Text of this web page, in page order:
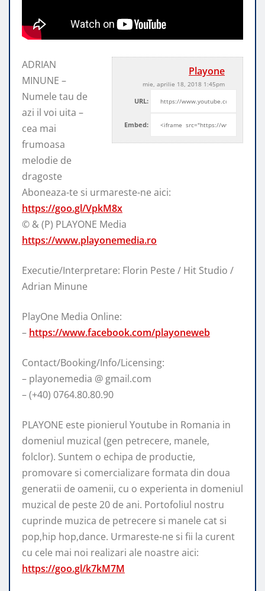
Playone
mie, aprilie 18, 2018 1:45pm
URL:
Embed:
ADRIAN
MINUNE –
Numele tau de
azi il voi uita –
cea mai
frumoasa
melodie de
dragoste
Aboneaza-te si urmareste-ne aici:
https://goo.gl/VpkM8x
© & (P) PLAYONE Media
https://www.playonemedia.ro
Executie/Interpretare: Florin Peste / Hit Studio /
Adrian Minune
PlayOne Media Online:
– https://www.facebook.com/playoneweb
Contact/Booking/Info/Licensing:
– playonemedia @ gmail.com
– (+40) 0764.80.80.90
PLAYONE este pionierul Youtube in Romania in
domeniul muzical (gen petrecere, manele,
folclor). Suntem o echipa de productie,
promovare si comercializare formata din doua
generatii de oamenii, cu o experienta in domeniul
muzical de peste 20 de ani. Portofoliul nostru
cuprinde muzica de petrecere si manele cat si
pop,hip hop,dance. Urmareste-ne si fii la curent
cu cele mai noi realizari ale noastre aici:
https://goo.gl/k7kM7M